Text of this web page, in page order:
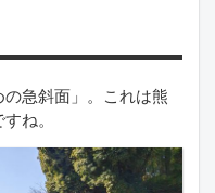
急斜面」。これは熊
ね。